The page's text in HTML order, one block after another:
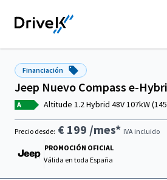
Financiación
Jeep Nuevo Compass e-
A Altitude 1.2 Hybrid 48V 107kW
Precio desde: € 199 /mes* IVA incluido
PROMOCIÓN OFICIAL
Válida en toda España